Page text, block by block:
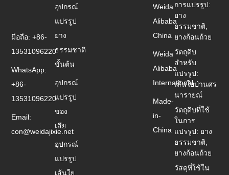
Weida
Alibaba
China
Weida
Alibaba
International
Made-
in-
China
อุปกรณ์
แปรรูป
ยาง
ธรรมชาติ
ขั้นต้น
อุปกรณ์
แปรรูป
ของ
เสีย
อุปกรณ์
แปรรูป
เส้นใย
การแปรรูป:
ยาง
ธรรมชาติ,
ยางก้อนถ้วย
วัตถุดิบ
สำหรับ
แปรรูป:
เส้นใยป่านศร
นารายณ์
วัตถุดิบที่ใช้
ในการ
แปรรูป: ยาง
ธรรมชาติ,
ยางก้อนถ้วย
วัสดุที่ใช้ใน
มือถือ: +86-
13531096220
WhatsApp:
+86-
13531096220
Email:
con@weidajixie.net